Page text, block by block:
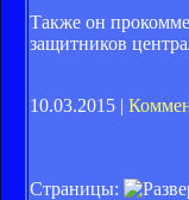
Также он
защитников
10.03.2015 |
Страницы: